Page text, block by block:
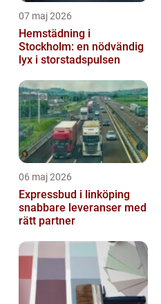
07 maj 2026
Hemstädning i
Stockholm: en nödvändig
lyx i storstadspulsen
06 maj 2026
Expressbud i linköping
snabbare leveranser med
rätt partner